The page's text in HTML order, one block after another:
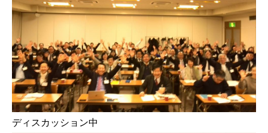
ディスカッション中